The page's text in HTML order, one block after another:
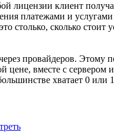
лицензии клиент
платежами и
столько, сколько
провайдеров.
цене, вместе с
хватает 0 или